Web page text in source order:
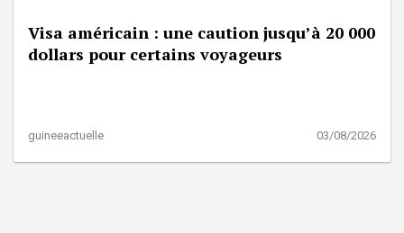
Visa américain : une caution jusqu’à 20 000
dollars pour certains voyageurs
guineeactuelle 03/08/2026